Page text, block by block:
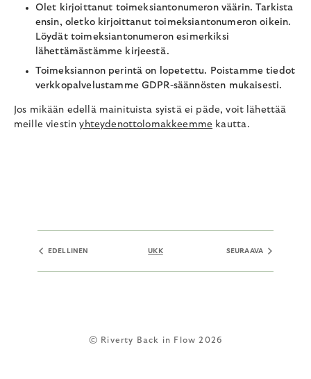
Olet kirjoittanut toimeksiantonumeron väärin. Tarkista
ensin, oletko kirjoittanut toimeksiantonumeron oikein.
Löydät toimeksiantonumeron esimerkiksi
lähettämästämme kirjeestä.
Toimeksiannon perintä on lopetettu. Poistamme tiedot
verkkopalvelustamme GDPR-säännösten mukaisesti.
Jos mikään edellä mainituista syistä ei päde, voit lähettää
meille viestinyhteydenottolomakkeemme kautta.
EDELLINEN UKK SEURAAVA
© Riverty Back in Flow 2026